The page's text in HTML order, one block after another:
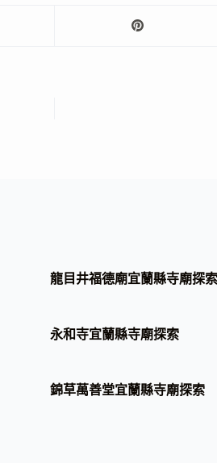
龍目井福德廟宜蘭縣寺廟探索
永和寺宜蘭縣寺廟探索
錦草萬善堂宜蘭縣寺廟探索